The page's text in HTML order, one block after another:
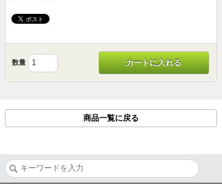
数量 カートに入れる
商品一覧に戻る